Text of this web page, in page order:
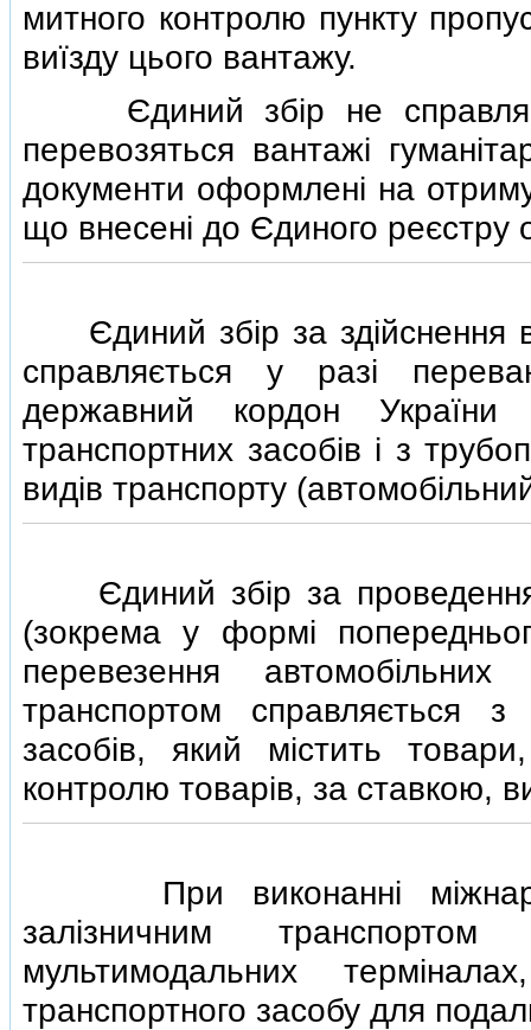
митного контролю пункту
виїзду цього вантажу.
Єдиний збiр не
перевозяться вантажi
документи оформленi на
що внесенi до Єдиного реєстру
Єдиний збiр за здiйснення
справляється у разi
державний кордон
транспортних засобiв i з
видiв транспорту
Єдиний збiр за проведення
(зокрема у формi
перевезення
транспортом справляється
засобiв, який мiстить
контролю товарiв, за ставкою,
При виконаннi
залiзничним
мультимодальних
транспортного засобу для